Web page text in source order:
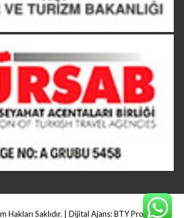
Hakları Saklıdır. | Dijital Ajans:BTY Production